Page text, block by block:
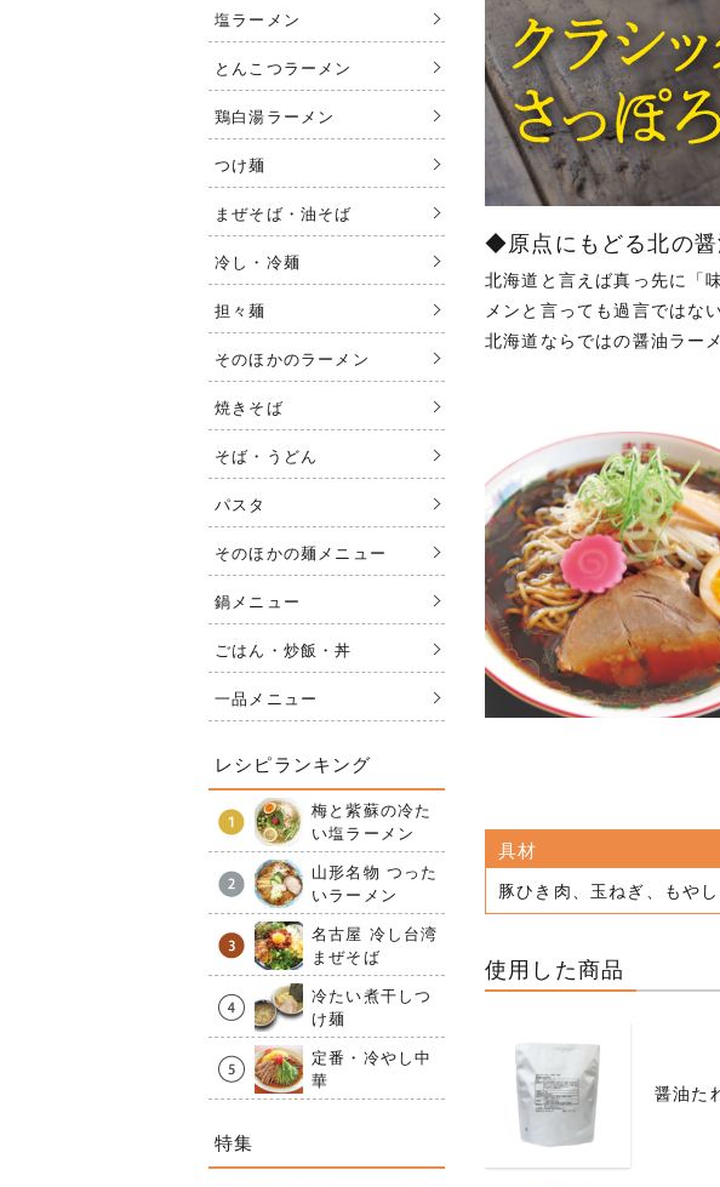
◆原点にもどる北の醤
北海道と言えば真っ先に「
メンと言っても過言ではな
北海道ならではの醤油ラー
具材
豚ひき肉、玉ねぎ、もや
使用した商品
醤油た
塩ラーメン
とんこつラーメン
鶏白湯ラーメン
つけ麺
まぜそば・油そば
冷し・冷麺
担々麺
そのほかのラーメン
焼きそば
そば・うどん
パスタ
そのほかの麺メニュー
鍋メニュー
ごはん・炒飯・丼
一品メニュー
レシピランキング
梅と紫蘇の冷た
い塩ラーメン
山形名物 つった
いラーメン
名古屋 冷し台湾
まぜそば
冷たい煮干しつ
け麺
定番・冷やし中
華
特集